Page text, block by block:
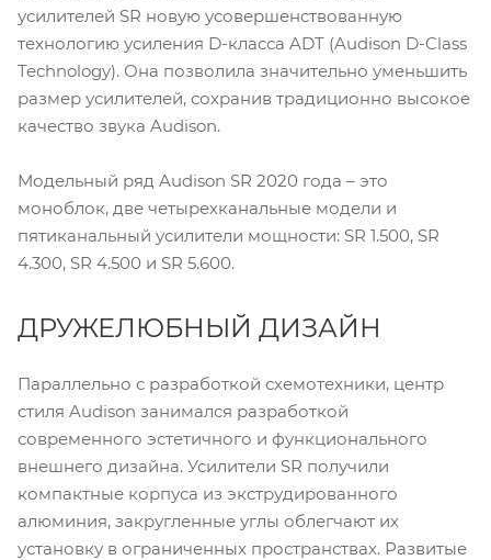
усилителей SR новую усовершенствованную
технологию усиления D-класса ADT (Audison D-Class
Technology). Она позволила значительно уменьшить
размер усилителей, сохранив традиционно высокое
качество звука Audison.
Модельный ряд Audison SR 2020 года – это
моноблок, две четырехканальные модели и
пятиканальный усилители мощности: SR 1.500, SR
4.300, SR 4.500 и SR 5.600.
ДРУЖЕЛЮБНЫЙ ДИЗАЙН
Параллельно с разработкой схемотехники, центр
стиля Audison занимался разработкой
современного эстетичного и функционального
внешнего дизайна. Усилители SR получили
компактные корпуса из экструдированного
алюминия, закругленные углы облегчают их
установку в ограниченных пространствах. Развитые